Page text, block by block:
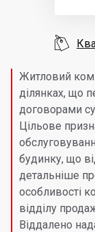
Житловий
ділянках, що
договорами
Цільове
будинку, що
детальніше
особливості
відділу
Віддалено
